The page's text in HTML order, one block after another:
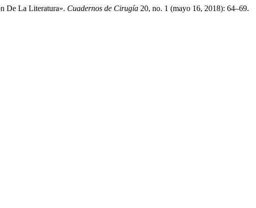
De La Literatura». Cuadernos de Cirugía 20, no. 1 (mayo 16, 2018): 64–69.